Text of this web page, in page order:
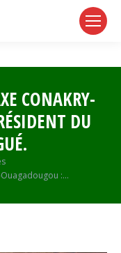
CONAKRY-
DU
Ouagadougou :…